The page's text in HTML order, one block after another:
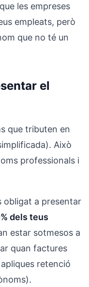
les empreses
empleats, però
que no té un
el
que tributen en
Això
professionals i
obligat a presentar
dels teus
estar sotmesos a
quan factures
retenció